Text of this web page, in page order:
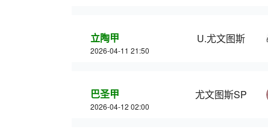
立陶甲
2026-04-11 21:50
U.尤文图斯
巴圣甲
2026-04-12 02:00
尤文图斯SP